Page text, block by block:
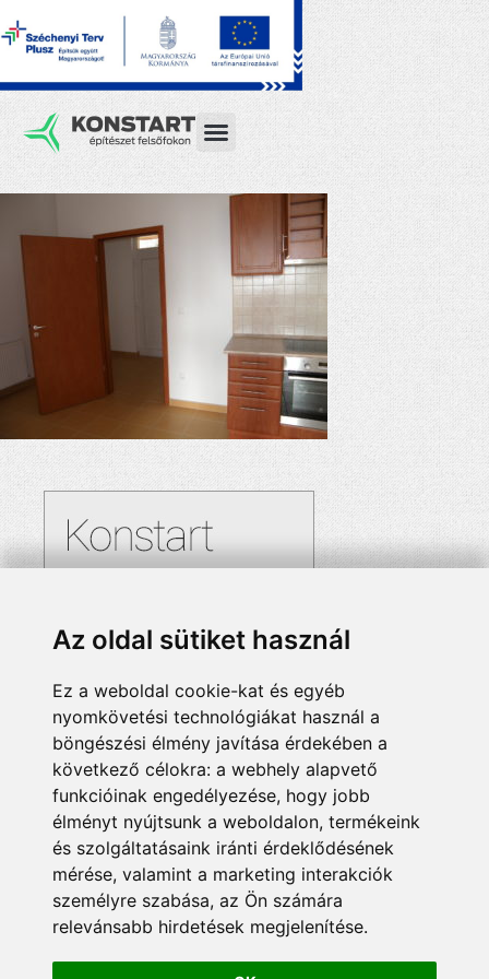
Az oldal sütiket használ
Ez a weboldal cookie-kat és egyéb
nyomkövetési technológiákat használ a
böngészési élmény javítása érdekében a
következő célokra: a webhely alapvető
funkcióinak engedélyezése, hogy jobb
élményt nyújtsunk a weboldalon, termékeink
és szolgáltatásaink iránti érdeklődésének
mérése, valamint a marketing interakciók
személyre szabása, az Ön számára
relevánsabb hirdetések megjelenítése.